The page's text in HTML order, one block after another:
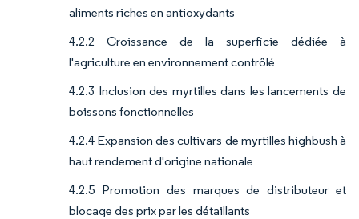
aliments riches en antioxydants
4.2.2 Croissance de la superficie dédiée à
l'agriculture en environnement contrôlé
4.2.3 Inclusion des myrtilles dans les lancements de
boissons fonctionnelles
4.2.4 Expansion des cultivars de myrtilles highbush à
haut rendement d'origine nationale
4.2.5 Promotion des marques de distributeur et
blocage des prix par les détaillants